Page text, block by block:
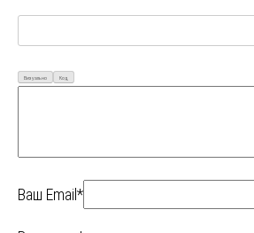
Визуально Код
Ваш Email*